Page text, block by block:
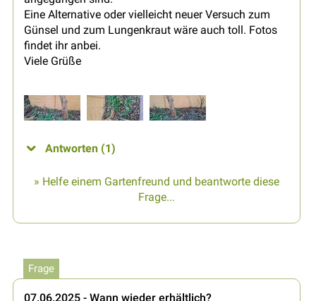
Eine Alternative oder vielleicht neuer Versuch zum
Günsel und zum Lungenkraut wäre auch toll. Fotos
findet ihr anbei.
Viele Grüße
Antworten (1)
» Helfe einem Gartenfreund und beantworte diese
Frage...
Frage
07.06.2025 - Wann wieder erhältlich?